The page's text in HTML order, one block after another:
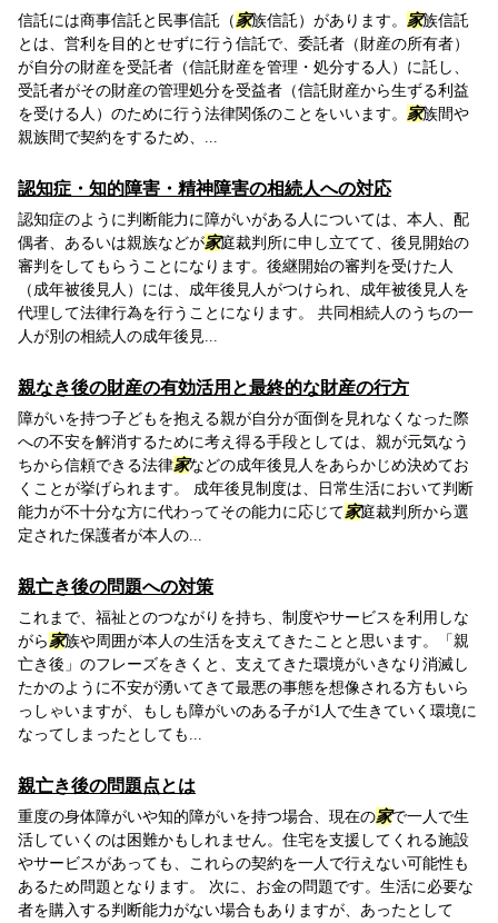
信託には商事信託と民事信託（家族信託）があります。 家族信託
とは、営利を目的とせずに行う信託で、委託者（財産の所有者）
が自分の財産を受託者（信託財産を管理・処分する人）に託し、
受託者がその財産の管理処分を受益者（信託財産から生ずる利益
を受ける人）のために行う法律関係のことをいいます。 家族間や
親族間で契約をするため、...
認知症・知的障害・精神障害の相続人への対応
認知症のように判断能力に障がいがある人については、本人、配
偶者、あるいは親族などが家庭裁判所に申し立てて、後見開始の
審判をしてもらうことになります。後継開始の審判を受けた人
（成年被後見人）には、成年後見人がつけられ、成年被後見人を
代理して法律行為を行うことになります。 共同相続人のうちの一
人が別の相続人の成年後見...
親なき後の財産の有効活用と最終的な財産の行方
障がいを持つ子どもを抱える親が自分が面倒を見れなくなった際
への不安を解消するために考え得る手段としては、親が元気なう
ちから信頼できる法律家などの成年後見人をあらかじめ決めてお
くことが挙げられます。 成年後見制度は、日常生活において判断
能力が不十分な方に代わってその能力に応じて家庭裁判所から選
定された保護者が本人の...
親亡き後の問題への対策
これまで、福祉とのつながりを持ち、制度やサービスを利用しな
がら家族や周囲が本人の生活を支えてきたことと思います。「親
亡き後」のフレーズをきくと、支えてきた環境がいきなり消滅し
たかのように不安が湧いてきて最悪の事態を想像される方もいら
っしゃいますが、もしも障がいのある子が1人で生きていく環境に
なってしまったとしても...
親亡き後の問題点とは
重度の身体障がいや知的障がいを持つ場合、現在の家で一人で生
活していくのは困難かもしれません。住宅を支援してくれる施設
やサービスがあっても、これらの契約を一人で行えない可能性も
あるため問題となります。 次に、お金の問題です。生活に必要な
者を購入する判断能力がない場合もありますが、あったとして